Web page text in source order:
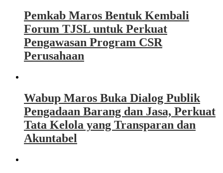
Pemkab Maros Bentuk Kembali
Forum TJSL untuk Perkuat
Pengawasan Program CSR
Perusahaan
Wabup Maros Buka Dialog Publik
Pengadaan Barang dan Jasa, Perkuat
Tata Kelola yang Transparan dan
Akuntabel